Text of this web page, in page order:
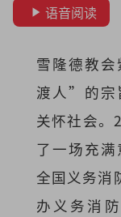
语音阅读
雪隆德教
渡人”的宗
关怀社会。
了一场充
全国义务消
办义务消